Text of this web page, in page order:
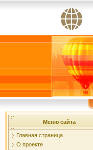
Меню сайта
Главная страница
О проекте